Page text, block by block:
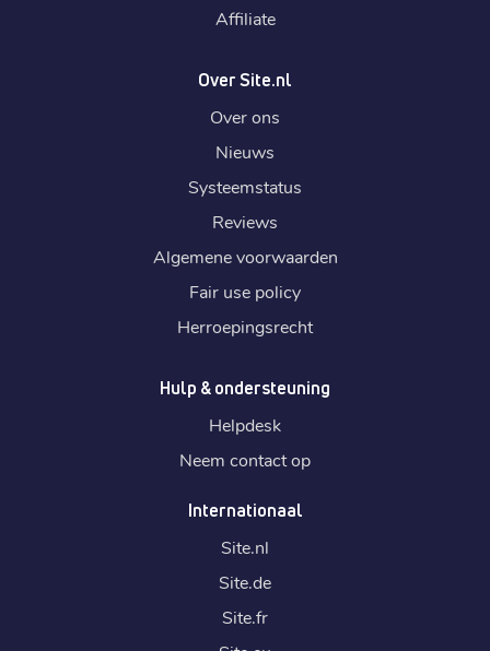
Affiliate
Over Site.nl
Over ons
Nieuws
Systeemstatus
Reviews
Algemene voorwaarden
Fair use policy
Herroepingsrecht
Hulp & ondersteuning
Helpdesk
Neem contact op
Internationaal
Site.nl
Site.de
Site.fr